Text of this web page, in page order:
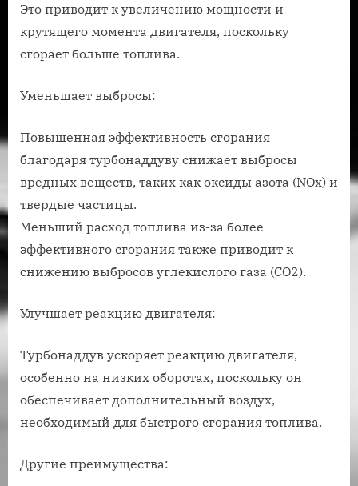
Это приводит к увеличению мощности и
крутящего момента двигателя, поскольку
сгорает больше топлива.
Уменьшает выбросы:
Повышенная эффективность сгорания
благодаря турбонаддуву снижает выбросы
вредных веществ, таких как оксиды азота (NOx) и
твердые частицы.
Меньший расход топлива из-за более
эффективного сгорания также приводит к
снижению выбросов углекислого газа (CO2).
Улучшает реакцию двигателя:
Турбонаддув ускоряет реакцию двигателя,
особенно на низких оборотах, поскольку он
обеспечивает дополнительный воздух,
необходимый для быстрого сгорания топлива.
Другие преимущества: